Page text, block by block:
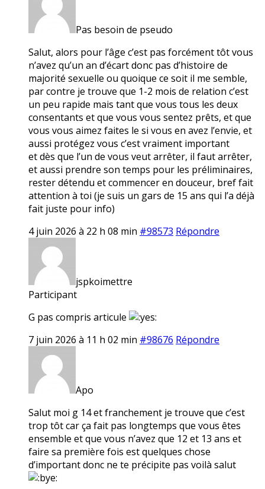
Pas besoin de pseudo
Salut, alors pour l’âge c’est pas forcément tôt vous
n’avez qu’un an d’écart donc pas d’histoire de
majorité sexuelle ou quoique ce soit il me semble,
par contre je trouve que 1-2 mois de relation c’est
un peu rapide mais tant que vous tous les deux
consentants et que vous vous sentez prêts, et que
vous vous aimez faites le si vous en avez l’envie, et
aussi protégez vous c’est vraiment important
et dès que l’un de vous veut arrêter, il faut arrêter,
et aussi prendre son temps pour les préliminaires,
rester détendu et commencer en douceur, bref fait
attention à toi (je suis un gars de 15 ans qui l’a déjà
fait juste pour info)
4 juin 2026 à 22 h 08 min #98573 Répondre
jspkoimettre
Participant
G pas compris articule
7 juin 2026 à 11 h 02 min #98676 Répondre
Apo
Salut moi g 14 et franchement je trouve que c’est
trop tôt car ça fait pas longtemps que vous êtes
ensemble et que vous n’avez que 12 et 13 ans et
faire sa première fois est quelques chose
d’important donc ne te précipite pas voilà salut